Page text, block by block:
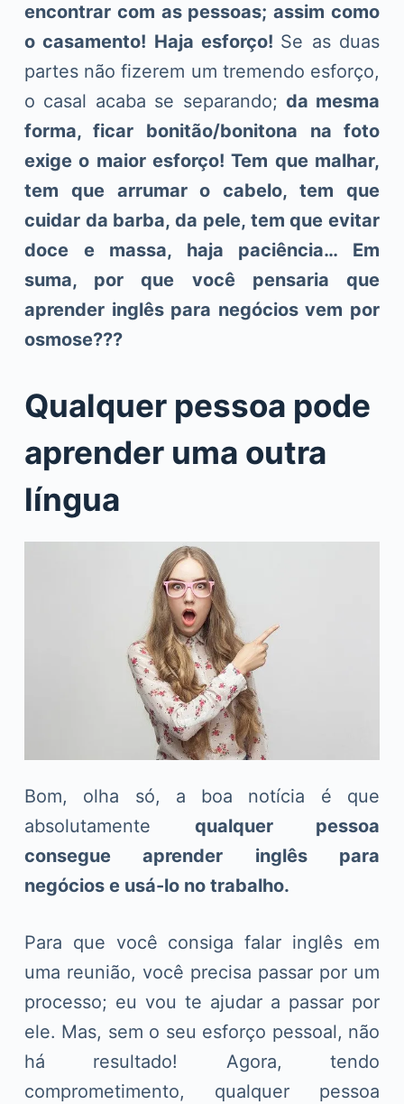
encontrar com as pessoas; assim como
o casamento! Haja esforço! Se as duas
partes não fizerem um tremendo esforço,
o casal acaba se separando; da mesma
forma, ficar bonitão/bonitona na foto
exige o maior esforço! Tem que malhar,
tem que arrumar o cabelo, tem que
cuidar da barba, da pele, tem que evitar
doce e massa, haja paciência… Em
suma, por que você pensaria que
aprender inglês para negócios vem por
osmose???
Qualquer pessoa pode
aprender uma outra
língua
Bom, olha só, a boa notícia é que
absolutamente qualquer pessoa
consegue aprender inglês para
negócios e usá-lo no trabalho.
Para que você consiga falar inglês em
uma reunião, você precisa passar por um
processo; eu vou te ajudar a passar por
ele. Mas, sem o seu esforço pessoal, não
há resultado! Agora, tendo
comprometimento, qualquer pessoa